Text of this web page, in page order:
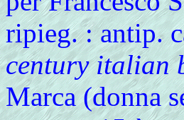
ripieg. : antip.
century italian
Marca (donna